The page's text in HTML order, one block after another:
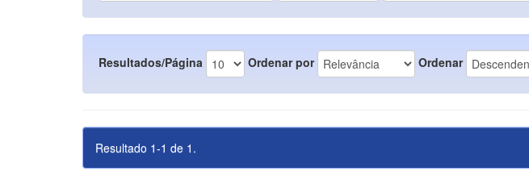
Resultados/Página Ordenar por Ordenar
Resultado 1-1 de 1.